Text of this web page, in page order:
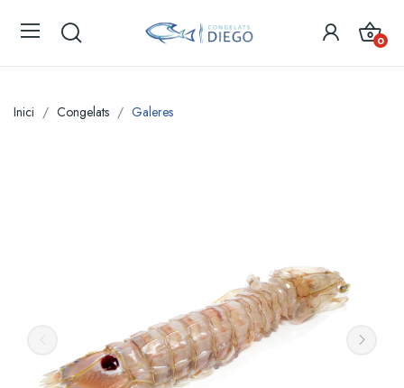
0
Inici Congelats Galeres